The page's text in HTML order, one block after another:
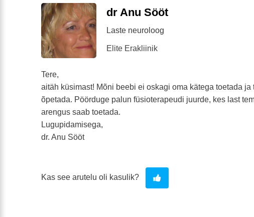
dr Anu Sööt
Laste neuroloog
Elite Erakliinik
Tere,
aitäh küsimast! Mõni beebi ei oskagi oma kätega toetada ja
õpetada. Pöörduge palun füsioterapeudi juurde, kes last
arengus saab toetada.
Lugupidamisega,
dr. Anu Sööt
Kas see arutelu oli kasulik?